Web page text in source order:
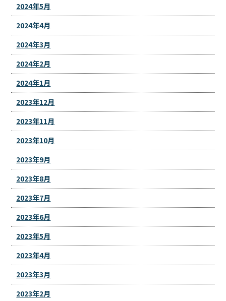
2024年5月
2024年4月
2024年3月
2024年2月
2024年1月
2023年12月
2023年11月
2023年10月
2023年9月
2023年8月
2023年7月
2023年6月
2023年5月
2023年4月
2023年3月
2023年2月